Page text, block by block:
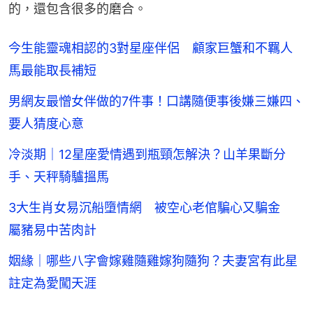
的，還包含很多的磨合。
今生能靈魂相認的3對星座伴侶 顧家巨蟹和不羈人
馬最能取長補短
男網友最憎女伴做的7件事！口講隨便事後嫌三嫌四、
要人猜度心意
冷淡期｜12星座愛情遇到瓶頸怎解決？山羊果斷分
手、天秤騎驢搵馬
3大生肖女易沉船墮情網 被空心老倌騙心又騙金
屬豬易中苦肉計
姻緣｜哪些八字會嫁雞隨雞嫁狗隨狗？夫妻宮有此星
註定為愛闖天涯